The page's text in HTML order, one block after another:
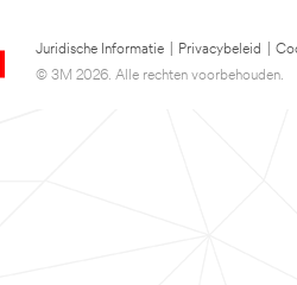
Juridische Informatie Privacybeleid
© 3M 2026. Alle rechten voorbehouden.